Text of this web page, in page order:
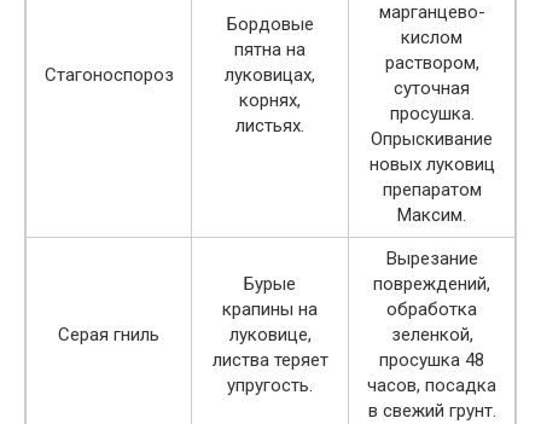
Стагоноспороз
Бордовые
пятна на
луковицах,
корнях,
листьях.
марганцево-
кислом
раствором,
суточная
просушка.
Опрыскивание
новых луковиц
препаратом
Максим.
Серая гниль
Бурые
крапины на
луковице,
листва теряет
упругость.
Вырезание
повреждений,
обработка
зеленкой,
просушка 48
часов, посадка
в свежий грунт.